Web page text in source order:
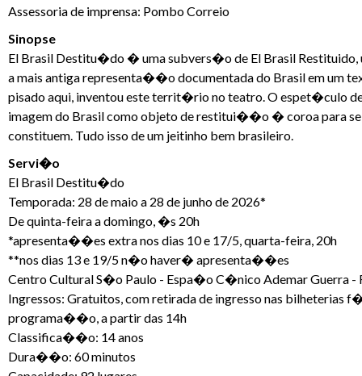
Assessoria de imprensa: Pombo Correio
Sinopse
El Brasil Destitu�do � uma subvers�o de El Brasil
a mais antiga representa��o documentada do Brasil em um
pisado aqui, inventou este territ�rio no teatro. O espet�culo
imagem do Brasil como objeto de restitui��o � coroa para se
constituem. Tudo isso de um jeitinho bem brasileiro.
Servi�o
El Brasil Destitu�do
Temporada: 28 de maio a 28 de junho de 2026*
De quinta-feira a domingo, �s 20h
*apresenta��es extra nos dias 10 e 17/5, quarta-feira, 20h
**nos dias 13 e 19/5 n�o haver� apresenta��es
Centro Cultural S�o Paulo - Espa�o C�nico Ademar Guerra -
Ingressos: Gratuitos, com retirada de ingresso nas bilheterias
programa��o, a partir das 14h
Classifica��o: 14 anos
Dura��o: 60 minutos